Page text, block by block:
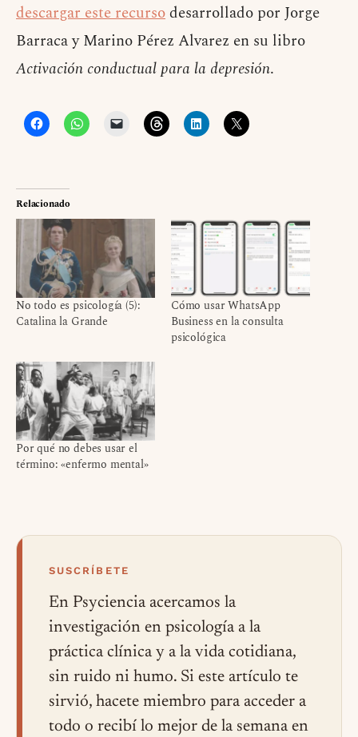
descargar este recursodesarrollado por Jorge
Barraca y Marino Pérez Alvarez en su libro
Activación conductual para la depresión.
Relacionado
No todo es psicología (5):
Catalina la Grande
Cómo usar WhatsApp
Business en la consulta
psicológica
Por qué no debes usar el
término: «enfermo mental»
SUSCRÍBETE
En Psyciencia acercamos la
investigación en psicología a la
práctica clínica y a la vida cotidiana,
sin ruido ni humo. Si este artículo te
sirvió, hacete miembro para acceder a
todo o recibí lo mejor de la semana en